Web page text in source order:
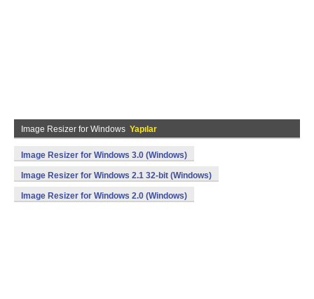
Image Resizer for Windows Yapılar
Image Resizer for Windows 3.0 (Windows)
Image Resizer for Windows 2.1 32-bit (Windows)
Image Resizer for Windows 2.0 (Windows)